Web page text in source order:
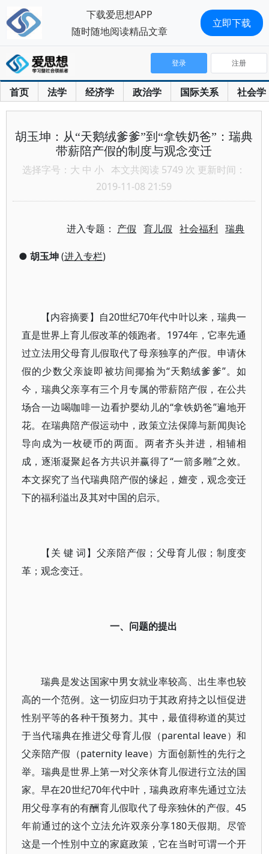
首页 法学 经济学 政治学 国际关系 社会学
登录 注册
胡玉坤：从“天鹅绒爹爹”到“拿铁奶爸”：瑞典
带薪陪产假的制度与观念变迁
选择字号： 大 中 小 本文共阅读 5749 次 更新时间：
2019-11-08 21:59
进入专题： 产假 育儿假 社会福利 瑞典
● 胡玉坤(进入专栏)
【内容摘要】自20世纪70年代中叶以来，瑞典一
直是世界上育儿假改革的领跑者。1974年，它率先通
过立法用父母育儿假取代了母亲独享的产假。申请休
假的少数父亲旋即被坊间揶揄为“天鹅绒爹爹”。如
今，瑞典父亲享有三个月专属的带薪陪产假，在公共
场合一边喝咖啡一边看护婴幼儿的“拿铁奶爸”遍地开
花。在瑞典陪产假运动中，政策立法保障与新闻舆论
导向成为一枚硬币的两面。两者齐头并进，相辅相
成，逐渐凝聚起各方共识并赢得了“一箭多雕”之效。
本文探究了当代瑞典陪产假的缘起，嬗变，观念变迁
下的福利溢出及其对中国的启示。
【关 键 词】父亲陪产假；父母育儿假；制度变
革；观念变迁。
一、问题的提出
瑞典是发达国家中男女就业率较高、出生率也较
高的一个范例。这一切应归功于其政府持之以恒促进
性别平等的各种干预努力。其中，最值得称道的莫过
于当代瑞典在推进父母育儿假（parental leave）和
父亲陪产假（paternity leave）方面创新性的先行之
举。瑞典是世界上第一对父亲休育儿假进行立法的国
家。早在20世纪70年代中叶，瑞典政府率先通过立法
用父母享有的有酬育儿假取代了母亲独休的产假。45
年前通过的这个立法允许双亲分享180天假期。尽管
这是一个性別中立的家庭政策，它在当时可谓一个开
下载爱思想APP
随时随地阅读精品文章
立即下载